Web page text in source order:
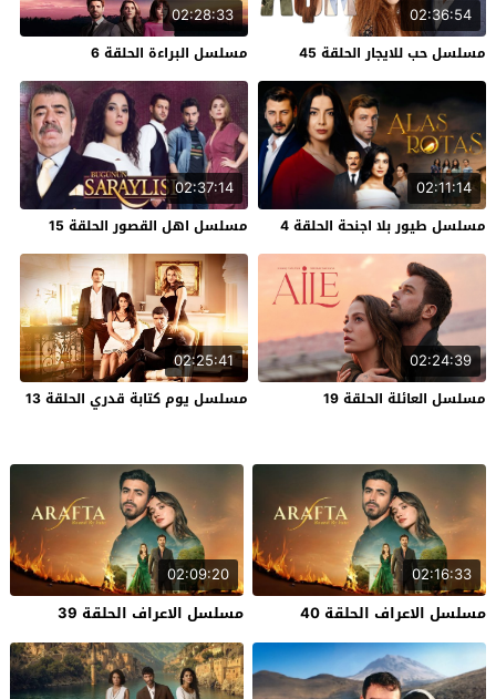
02:36:54
مسلسل حب للايجار الحلقة 45
02:28:33
مسلسل البراءة الحلقة 6
02:11:14
مسلسل طيور بلا اجنحة الحلقة 4
02:37:14
مسلسل اهل القصور الحلقة 15
02:24:39
مسلسل العائلة الحلقة 19
02:25:41
مسلسل يوم كتابة قدري الحلقة 13
02:16:33
مسلسل الاعراف الحلقة 40
02:09:20
مسلسل الاعراف الحلقة 39